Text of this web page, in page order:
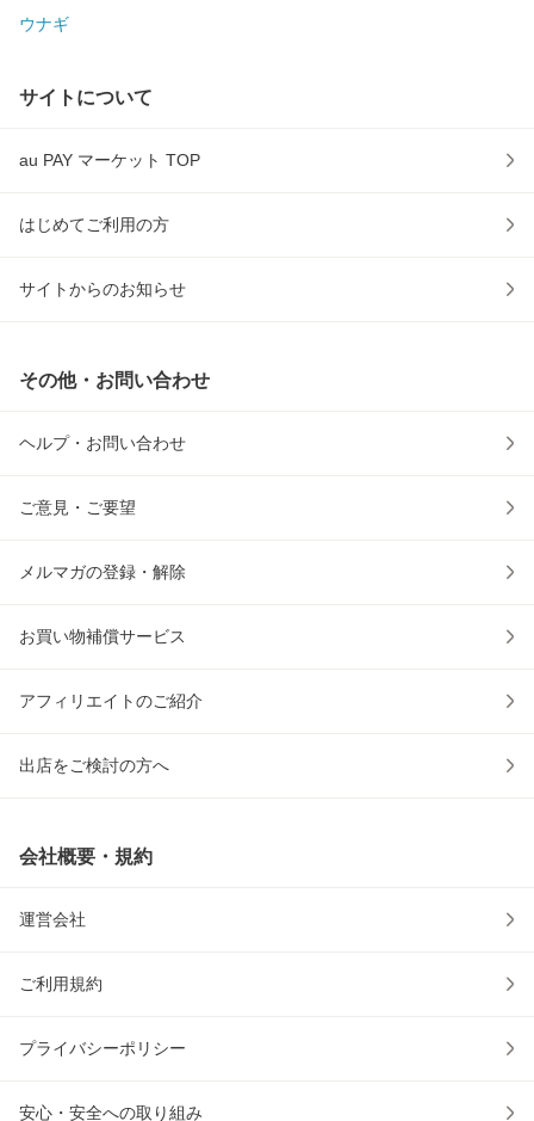
ウナギ
サイトについて
au PAY マーケット TOP
はじめてご利用の方
サイトからのお知らせ
その他・お問い合わせ
ヘルプ・お問い合わせ
ご意見・ご要望
メルマガの登録・解除
お買い物補償サービス
アフィリエイトのご紹介
出店をご検討の方へ
会社概要・規約
運営会社
ご利用規約
プライバシーポリシー
安心・安全への取り組み